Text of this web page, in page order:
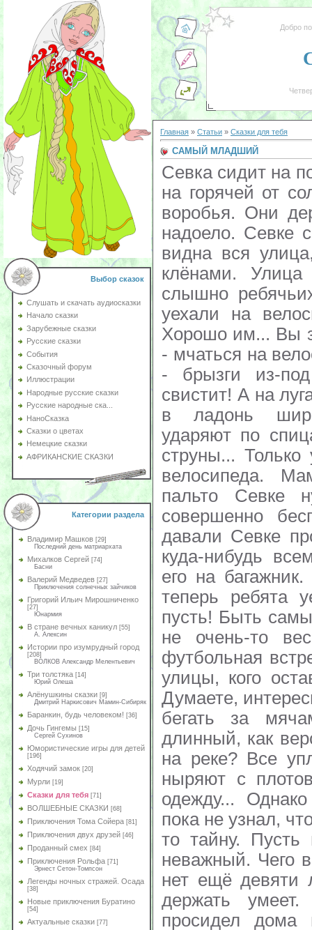
Выбор сказок
Слушать и скачать аудиосказки
Начало сказки
Зарубежные сказки
Русские сказки
События
Сказочный форум
Иллюстрации
Народные русские сказки
Русские народные ска...
НаноСказка
Сказки о цветах
Немецкие сказки
АФРИКАНСКИЕ СКАЗКИ
Категории раздела
Владимир Машков [29]
Последний день матриархата
Михалков Сергей [74]
Басни
Валерий Медведев [27]
Приключения солнечных зайчиков
Григорий Ильич Мирошниченко
[27]
Юнармия
В стране вечных каникул [55]
А. Алексин
Истории про изумрудный город
[208]
ВОЛКОВ Александр Мелентьевич
Три толстяка [14]
Юрий Олеша
Алёнушкины сказки [9]
Дмитрий Наркисович Мамин-Сибиряк
Баранкин, будь человеком! [36]
Дочь Гингемы [15]
Сергей Сухинов
Юмористические игры для детей
[196]
Ходячий замок [20]
Мурли [19]
Сказки для тебя [71]
ВОЛШЕБНЫЕ СКАЗКИ [68]
Приключения Тома Сойера [81]
Приключения двух друзей [46]
Проданный смех [84]
Приключения Рольфа [71]
Эрнест Сетон-Томпсон
Легенды ночных стражей. Осада
[38]
Новые приключения Буратино
[54]
Актуальные сказки [77]
Добро
Главная » Статьи » Сказки для тебя
САМЫЙ МЛАДШИЙ
Севка сидит на
на горячей от
воробья. Они
надоело. Севке
видна вся
клёнами.
слышно
уехали на
Хорошо им... Вы
- мчаться на
- брызги из-
свистит! А на
в ладонь
ударяют по
струны...
велосипеда.
пальто Севке
совершенно
давали Севке
куда-нибудь
его на
теперь ребята
пусть! Быть
не очень-то
футбольная
улицы, кого
Думаете,
бегать за
длинный, как
на реке? Все
ныряют с
одежду...
пока не узнал,
то тайну.
неважный. Чего
нет ещё девяти
держать
просидел дома